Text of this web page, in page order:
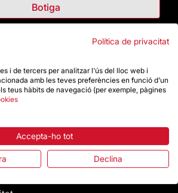
Botiga
de compra
Política de privacitat
i de tercers per analitzar l'ús del lloc web i
amb les teves preferències en funció d'un
teus hàbits de navegació (per exemple, pàgines
Accepta-ho tot
Declina